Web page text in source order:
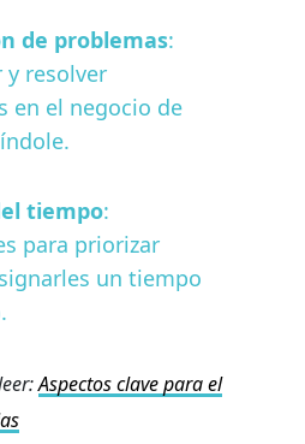
de problemas:
resolver
en el negocio de
tiempo:
para priorizar
un tiempo
Aspectos clave para el